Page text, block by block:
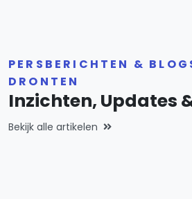
PERSBERICHTEN &
DRONTEN
Inzichten, Updates
Bekijk alle artikelen